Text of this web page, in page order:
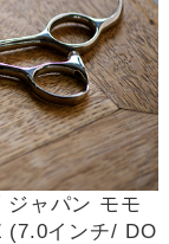
ャパン モモ
(7.0インチ/ DO